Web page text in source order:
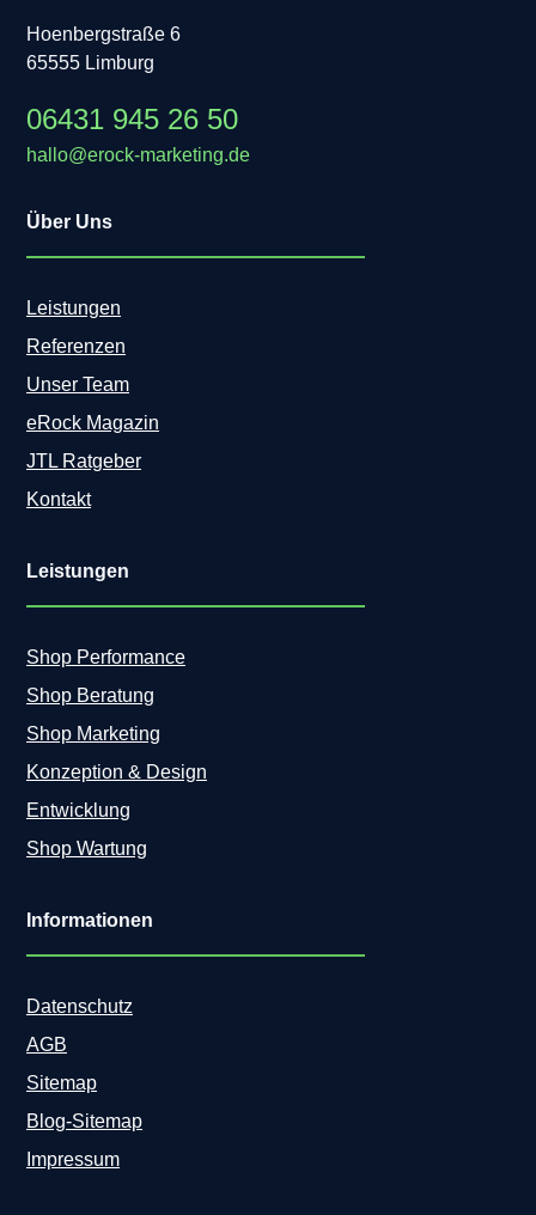
Hoenbergstraße 6
65555 Limburg
06431 945 26 50
hallo@erock-marketing.de
Über Uns
Leistungen
Referenzen
Unser Team
eRock Magazin
JTL Ratgeber
Kontakt
Leistungen
Shop Performance
Shop Beratung
Shop Marketing
Konzeption & Design
Entwicklung
Shop Wartung
Informationen
Datenschutz
AGB
Sitemap
Blog-Sitemap
Impressum